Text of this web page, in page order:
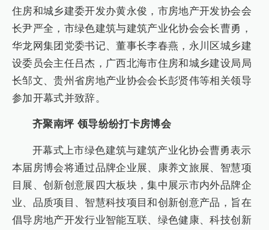
住房和城乡建委开发办黄永俊，市房地产开发协会会
长尹严全，市绿色建筑与建筑产业化协会会长曹勇，
华龙网集团党委书记、董事长李春燕，永川区城乡建
设委员会主任吕杰，广西北海市住房和城乡建设局局
长邹文、贵州省房地产业协会会长彭贤伟等相关领导
参加开幕式并致辞。
齐聚南坪 领导纷纷打卡房博会
开幕式上市绿色建筑与建筑产业化协会曹勇表示
本届房博会将通过品牌企业展、康养文旅展、智慧项
目展、创新创意展四大板块，集中展示市内外品牌企
业、品质项目、智慧科技项目和创新创意产品，旨在
倡导房地产开发行业智能互联、绿色健康、科技创新